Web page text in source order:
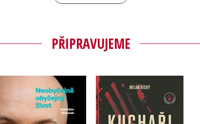
PŘIPRAVUJEME
Neobyčejně obyčejný
život
Rostislav Václavek
Marie Horovitzová
Kuchaři smrti
Milan Říský